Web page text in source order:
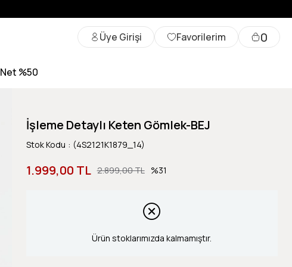
Üye Girişi Favorilerim 0
Net %50
İşleme Detaylı Keten Gömlek-BEJ
Stok Kodu (4S2121K1879_14)
2.899,00 TL
1.999,00 TL 31
Ürün stoklarımızda kalmamıştır.